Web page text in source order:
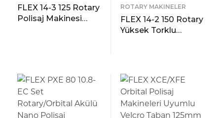
FLEX 14-3 125 Rotary
Polisaj Makinesi
ROTARY MAKINELER
FLEX 14-2 150 Rotary
Yüksek Torklu